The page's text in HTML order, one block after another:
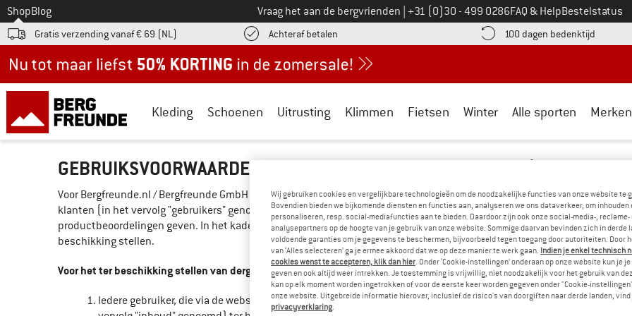
Naar
ShopBlog Vraag het aan de bergvrienden Bel ons op
+31 (0)30 - 499 0286FAQ & HelpBestelstatus
Gratis verzending vanaf € 69 (NL) Achteraf betalen vind de betalingsinformatie hier! Opent in een infovak
100 dagen bedenktijd Vind
Kleding Schoenen Uitrusting Klimmen Fietsen Winter Alle sporten Merken
GEBRUIKSVOORWAARDEN VOOR HET UPLOADEN VAN FOTO'S
Voor Bergfreunde.nl / Bergfreunde GmbH (in het vervolg "Bergfreunde.nl" genoemd) is de mening van zijn klanten heel
klanten (in het vervolg "gebruikers" genoemd) over alle onderwerpen en prestaties van Bergfreunde.nl uitgebreid hun
productbeoordelingen geven. In het kader daarvan kan de gebruiker inhoud, zoals foto's - bijvoorbeeld van producten -
beschikking stellen.
Voor het ter beschikking stellen van dergelijke inhoud gelden de volgende gebruiksvoorwaarden:
Iedere gebruiker, die via de website van Bergfreunde.nl gegevens of bestanden (foto's, afbeeldingen, andere
Wij gebruiken cookies en vergelijkbare technologieën om de noodzakelijke functies van onze website te
Bovendien bieden we bijkomende diensten en functies aan, analyseren we ons dataverkeer, om inhouden
personaliseren, resp. social-mediafuncties aan te bieden. Daardoor zijn ook onze social-media-, reclame-
analysepartners op de hoogte van je gebruik van onze website. Sommige daarvan bevinden zich in derde
voldoende garanties om je gegevens te beschermen, bijvoorbeeld tegen toegang door autoriteiten. Door
van ‘Alles selecteren’ ga je ermee akkoord dat we op deze manier te werk gaan. Indien je enkel technisch
cookies wenst te accepteren, klik dan hier . Onder ‘Cookie-instellingen’ onderaan op onze website kun je
geven en ook altijd weer intrekken. Je toestemming is vrijwillig, niet noodzakelijk voor het gebruik van
kan op elk moment worden ingetrokken of voor de eerste keer worden gegeven onder "Cookie-
onze website. Uitgebreide informatie hierover, inclusief de risico's van doorgiften naar derde landen, vind
privacyverklaring